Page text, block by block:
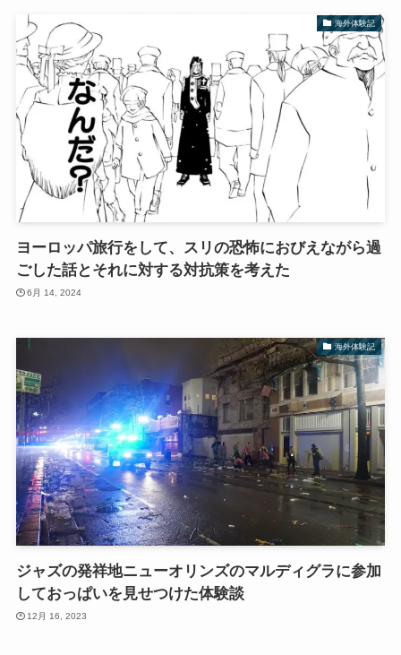
海外体験記
ヨーロッパ旅行をして、スリの恐怖におびえながら過
ごした話とそれに対する対抗策を考えた
6月 14, 2024
海外体験記
ジャズの発祥地ニューオリンズのマルディグラに参加
しておっぱいを見せつけた体験談
12月 16, 2023